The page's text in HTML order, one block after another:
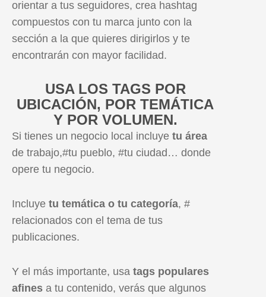
orientar a tus seguidores, crea hashtag
compuestos con tu marca junto con la
sección a la que quieres dirigirlos y te
encontrarán con mayor facilidad.
USA LOS TAGS POR
UBICACIÓN, POR TEMÁTICA
Y POR VOLUMEN.
Si tienes un negocio local incluye tu área
de trabajo,#tu pueblo, #tu ciudad… donde
opere tu negocio.
Incluye tu temática o tu categoría, #
relacionados con el tema de tus
publicaciones.
Y el más importante, usa tags populares
afines a tu contenido, verás que algunos